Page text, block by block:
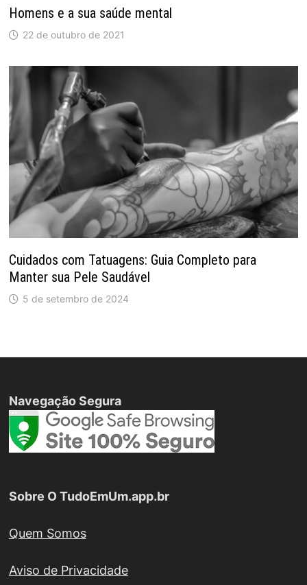
Homens e a sua saúde mental
22 de outubro de 2021
Cuidados com Tatuagens: Guia Completo para
Manter sua Pele Saudável
5 de setembro de 2024
Navegação Segura
Sobre O TudoEmUm.app.br
Quem Somos
Aviso de Privacidade